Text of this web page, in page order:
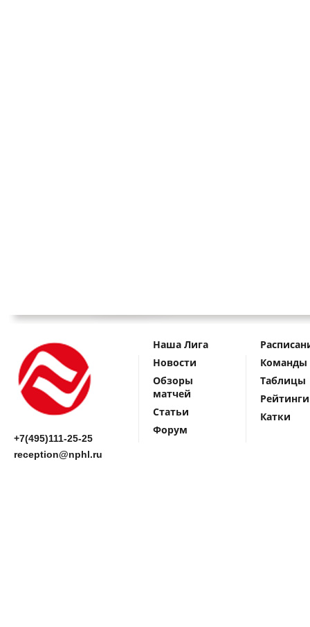
+7(495)111-25-25
reception@nphl.ru
Наша Лига
Новости
Обзоры
матчей
Статьи
Форум
Команды
Таблицы
Рейтинги
Катки